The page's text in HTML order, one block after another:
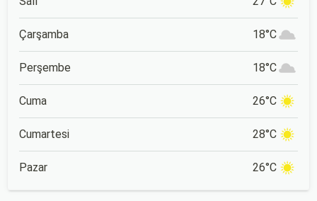
Çarşamba 18°C
Perşembe 18°C
Cuma 26°C
Cumartesi 28°C
Pazar 26°C